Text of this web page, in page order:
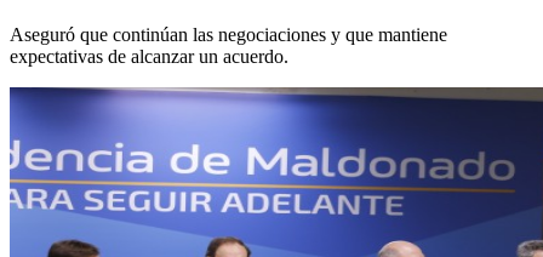
Aseguró que continúan las negociaciones y que mantiene
expectativas de alcanzar un acuerdo.